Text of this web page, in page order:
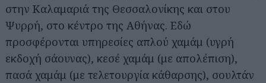
στην Καλαμαριά της Θεσσαλονίκης και στου
Ψυρρή, στο κέντρο της Αθήνας. Εδώ
προσφέρονται υπηρεσίες απλού χαμάμ (υγρή
εκδοχή σάουνας), κεσέ χαμάμ (με απολέπιση),
πασά χαμάμ (με τελετουργία κάθαρσης), σουλτάν